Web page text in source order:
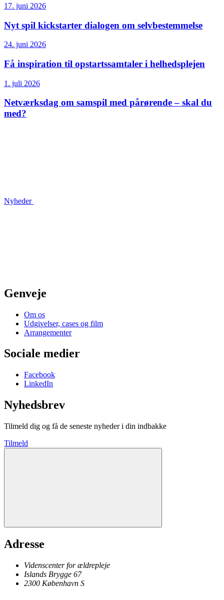
17. juni 2026
Nyt spil kickstarter dialogen om selvbestemmelse
24. juni 2026
Få inspiration til opstartssamtaler i helhedsplejen
1. juli 2026
Netværksdag om samspil med pårørende – skal du
med?
Nyheder
Genveje
Om os
Udgivelser, cases og film
Arrangementer
Sociale medier
Facebook
LinkedIn
Nyhedsbrev
Tilmeld dig og få de seneste nyheder i din indbakke
Tilmeld
Adresse
Videnscenter for ældrepleje
Islands Brygge 67
2300 København S